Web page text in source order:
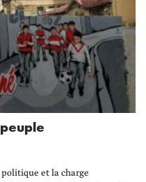
politique et la charge